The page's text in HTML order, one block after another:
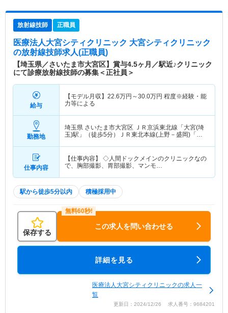
放射線技師 正職員
医療法人大宮シティクリニック 大宮シティクリニック
の放射線技師求人(正職員)
【埼玉県／さいたま市大宮区】賞与4.5ヶ月／駅近♪クリニック
にて診療放射線技師の募集＜正社員＞
給与
【モデル月収】 22.6万円～30.0万円 程度※経験・能
力等による
勤務地
埼玉県 さいたま市大宮区 ＪＲ京浜東北線「大宮(埼
玉)駅」（徒歩5分）ＪＲ東北本線(上野－盛岡)「大
仕事内容
【仕事内容】 ◇人間ドックメインのクリニックなの
で、胸部撮影、胃部撮影、マンモ…
駅から徒歩5分以内 積極採用中
保存する
この求人を問い合わせる
詳細を見る
医療法人大宮シティクリニックの求人一
覧
更新日：2024/12/26 求人番号：9684201